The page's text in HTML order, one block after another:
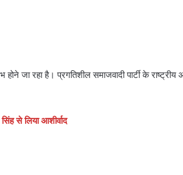
जा रहा है। प्रगतिशील समाजवादी पार्टी के राष्ट्रीय
से लिया आशीर्वाद